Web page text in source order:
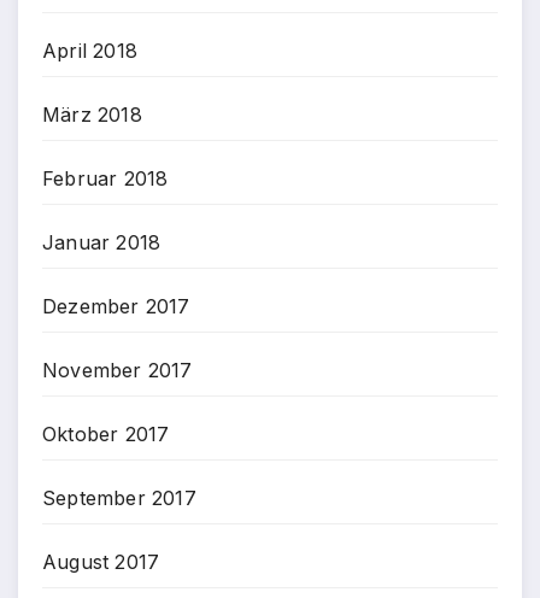
April 2018
März 2018
Februar 2018
Januar 2018
Dezember 2017
November 2017
Oktober 2017
September 2017
August 2017